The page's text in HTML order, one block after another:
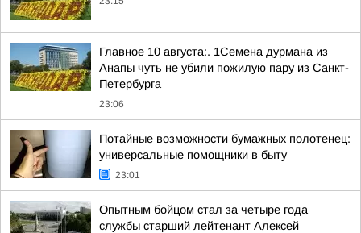
Главное 10 августа:. 1Семена дурмана из
Анапы чуть не убили пожилую пару из Санкт-
Петербурга
23:06
Потайные возможности бумажных полотенец:
универсальные помощники в быту
23:01
Опытным бойцом стал за четыре года
службы старший лейтенант Алексей